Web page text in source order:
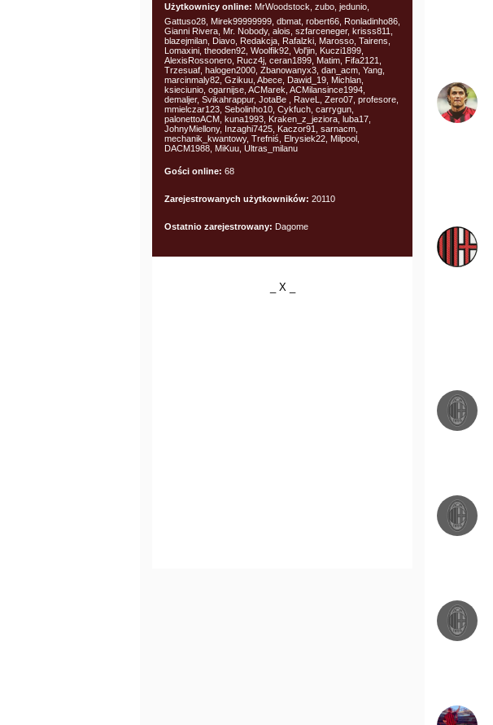
Użytkownicy online: MrWoodstock, zubo, jedunio,
Gattuso28, Mirek99999999, dbmat, robert66, Ronladinho86,
Gianni Rivera, Mr. Nobody, alois, szfarceneger, krisss811,
blazejmilan, Diavo, Redakcja, Rafalzki, Marosso, Tairens,
Lomaxini, theoden92, Woolfik92, Vol'jin, Kuczi1899,
AlexisRossonero, Rucz4j, ceran1899, Matim, Fifa2121,
Trzesuaf, halogen2000, Zbanowanyx3, dan_acm, Yang,
marcinmaly82, Gzikuu, Abece, Dawid_19, Michlan,
ksieciunio, ogarnijse, ACMarek, ACMilansince1994,
demaljer, Svikahrappur, JotaBe , RaveL, Zero07, profesore,
mmielczar123, Sebolinho10, Cykfuch, carrygun,
palonettoACM, kuna1993, Kraken_z_jeziora, luba17,
JohnyMiellony, Inzaghi7425, Kaczor91, sarnacm,
mechanik_kwantowy, Trefniś, Elrysiek22, Milpool,
DACM1988, MiKuu, Ultras_milanu
Gości online: 68
Zarejestrowanych użytkowników: 20110
Ostatnio zarejestrowany: Dagome
_ X _